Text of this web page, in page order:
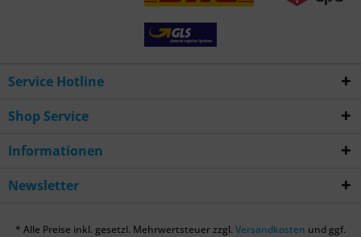
Service Hotline
Shop Service
Informationen
Newsletter
* Alle Preise inkl. gesetzl. Mehrwertsteuer zzgl. Versandkosten und ggf.